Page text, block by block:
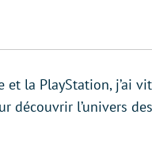
et la PlayStation, j’ai
découvrir l’univers des